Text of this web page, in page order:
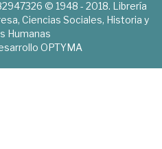
© 1948 - 2018. Librería
Ciencias Sociales, Historia y
Humanas
OPTYMA